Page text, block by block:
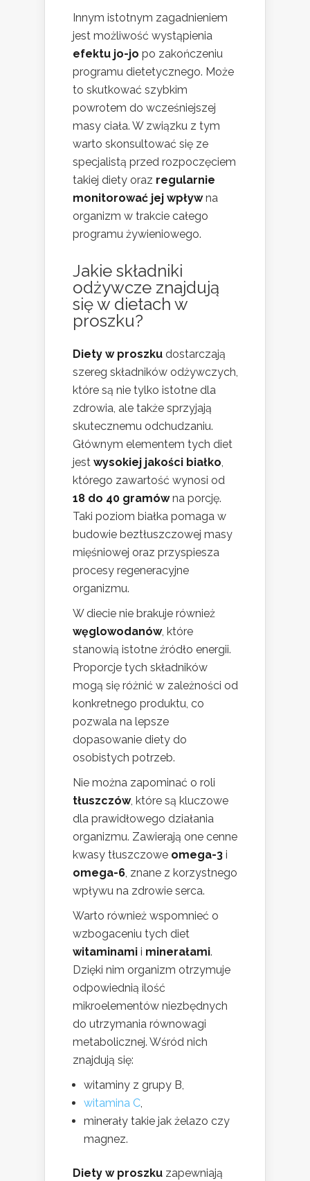
Innym istotnym zagadnieniem
jest możliwość wystąpienia
efektu jo-jo po zakończeniu
programu dietetycznego. Może
to skutkować szybkim
powrotem do wcześniejszej
masy ciała. W związku z tym
warto skonsultować się ze
specjalistą przed rozpoczęciem
takiej diety oraz regularnie
monitorować jej wpływna
organizm w trakcie całego
programu żywieniowego.
Jakie składniki
odżywcze znajdują
się w dietach w
proszku?
Diety w proszku dostarczają
szereg składników odżywczych,
które są nie tylko istotne dla
zdrowia, ale także sprzyjają
skutecznemu odchudzaniu.
Głównym elementem tych diet
jest wysokiej jakości białko,
którego zawartość wynosi od
18 do 40 gramówna porcję.
Taki poziom białka pomaga w
budowie beztłuszczowej masy
mięśniowej oraz przyspiesza
procesy regeneracyjne
organizmu.
W diecie nie brakuje również
węglowodanów, które
stanowią istotne źródło energii.
Proporcje tych składników
mogą się różnić w zależności od
konkretnego produktu, co
pozwala na lepsze
dopasowanie diety do
osobistych potrzeb.
Nie można zapominać o roli
tłuszczów, które są kluczowe
dla prawidłowego działania
organizmu. Zawierają one cenne
kwasy tłuszczowe omega-3 i
omega-6, znane z korzystnego
wpływu na zdrowie serca.
Warto również wspomnieć o
wzbogaceniu tych diet
witaminami i minerałami.
Dzięki nim organizm otrzymuje
odpowiednią ilość
mikroelementów niezbędnych
do utrzymania równowagi
metabolicznej. Wśród nich
znajdują się:
witaminy z grupy B,
witamina C,
minerały takie jak żelazo czy
magnez.
Diety w proszku zapewniają